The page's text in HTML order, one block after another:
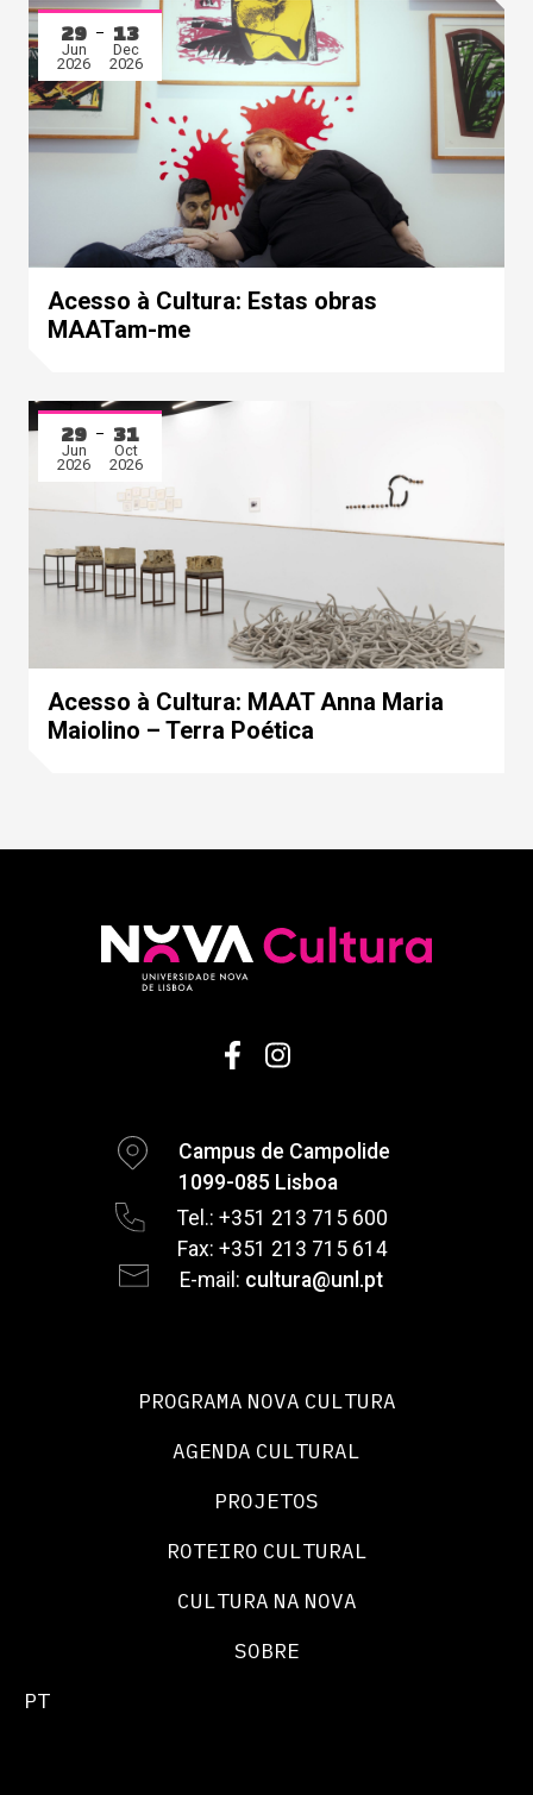
29
Jun
2026
13
Dec
2026
Acesso à Cultura: Estas obras
MAATam-me
29
Jun
2026
31
Oct
2026
Acesso à Cultura: MAAT Anna Maria
Maiolino – Terra Poética
Campus de Campolide
1099-085 Lisboa
Tel.: +351 213 715 600
Fax: +351 213 715 614
E-mail: cultura@unl.pt
PROGRAMA NOVA CULTURA
AGENDA CULTURAL
PROJETOS
ROTEIRO CULTURAL
CULTURA NA NOVA
SOBRE
PT